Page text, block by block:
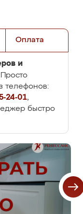
Оплата
и
телефонов:
24-01,
быстро